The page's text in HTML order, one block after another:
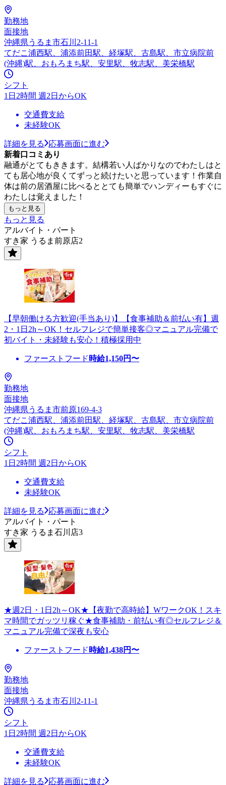
勤務地
面接地
沖縄県うるま市石川2-11-1
てだこ浦西駅、浦添前田駅、経塚駅、古島駅、市立病院前
(沖縄)駅、おもろまち駅、安里駅、牧志駅、美栄橋駅
シフト
1日2時間 週2日からOK
交通費支給
未経験OK
詳細を見る
応募画面に進む
新着口コミあり
融通がとてもききます。結構若い人ばかりなのでわたしはと
ても居心地が良くてずっと続けたいと思っています！作業自
体は前の居酒屋に比べるととても簡単でハンディーもすぐに
わたしは覚えました！
もっと見る
もっと見る
アルバイト・パート
すき家 うるま前原店2
【早朝働ける方歓迎(手当あり)】【食事補助＆前払い有】週
2・1日2h～OK！セルフレジで簡単接客◎マニュアル完備で
初バイト・未経験も安心！積極採用中
ファーストフード 時給1,150円〜
勤務地
面接地
沖縄県うるま市前原169-4-3
てだこ浦西駅、浦添前田駅、経塚駅、古島駅、市立病院前
(沖縄)駅、おもろまち駅、安里駅、牧志駅、美栄橋駅
シフト
1日2時間 週2日からOK
交通費支給
未経験OK
詳細を見る
応募画面に進む
アルバイト・パート
すき家 うるま石川店3
★週2日・1日2h～OK★【夜勤で高時給】WワークOK！スキ
マ時間でガッツリ稼ぐ★食事補助・前払い有◎セルフレジ＆
マニュアル完備で深夜も安心
ファーストフード 時給1,438円〜
勤務地
面接地
沖縄県うるま市石川2-11-1
シフト
1日2時間 週2日からOK
交通費支給
未経験OK
詳細を見る 応募画面に進む